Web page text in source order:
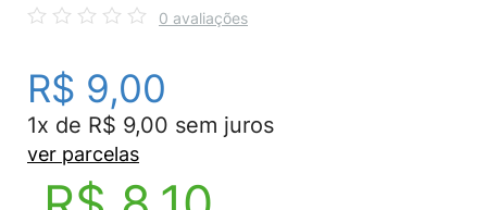
0 avaliações
R$ 9,00
1x de R$ 9,00 sem juros
ver parcelas